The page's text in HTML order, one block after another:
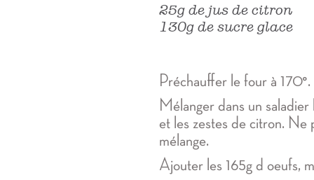
25g de jus de citron
130g de sucre glace
Préchauffer le four à 170°.
Mélanger dans un
et les zestes de citron. Ne
mélange.
Ajouter les 165g d oeufs,